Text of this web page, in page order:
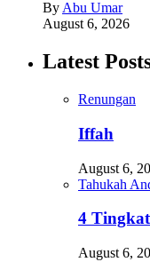
By Abu Umar
August 6, 2026
Latest
Renungan
Iffah
August 6,
Tahukah
4
August 6,